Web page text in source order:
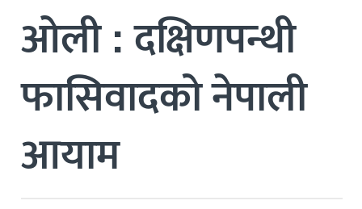
ओली : दक्षिणपन्थी
फासिवादको नेपाली
आयाम